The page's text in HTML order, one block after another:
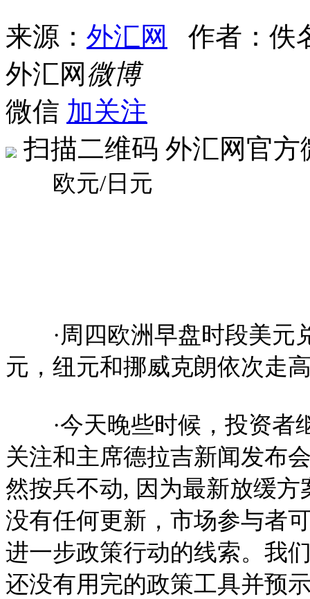
来源： 外汇网
作者：佚
外汇网 微博
微信 加关注
扫描二维码 外汇网官方
欧元/日元
·周四欧洲早盘时段美元
元，纽元和挪威克朗依次走
·今天晚些时候，投资者
关注和主席德拉吉新闻发布
然按兵不动, 因为最新放缓
没有任何更新，市场参与者
进一步政策行动的线索。我
还没有用完的政策工具并预